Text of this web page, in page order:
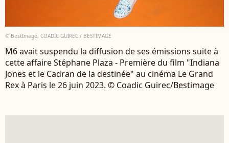
© BestImage, COADIC GUIREC / BESTIMAGE
M6 avait suspendu la diffusion de ses émissions suite à
cette affaire Stéphane Plaza - Première du film "Indiana
Jones et le Cadran de la destinée" au cinéma Le Grand
Rex à Paris le 26 juin 2023. © Coadic Guirec/Bestimage